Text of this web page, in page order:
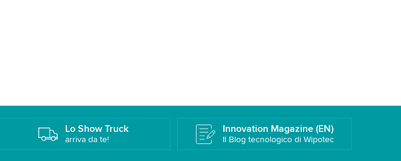
Lo Show Truck
arriva da te!
Innovation Magazine (EN)
Il Blog tecnologico di Wipotec